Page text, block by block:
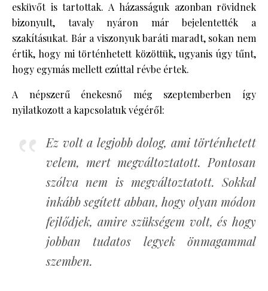
esküvőt is tartottak. A házasságuk azonban rövidnek
bizonyult, tavaly nyáron már bejelentették a
szakításukat. Bár a viszonyuk baráti maradt, sokan nem
értik, hogy mi történhetett közöttük, ugyanis úgy tűnt,
hogy egymás mellett ezúttal révbe értek.
A népszerű énekesnő még szeptemberben így
nyilatkozott a kapcsolatuk végéről:
Ez volt a legjobb dolog, ami történhetett
velem, mert megváltoztatott. Pontosan
szólva nem is megváltoztatott. Sokkal
inkább segített abban, hogy olyan módon
fejlődjek, amire szükségem volt, és hogy
jobban tudatos legyek önmagammal
szemben.